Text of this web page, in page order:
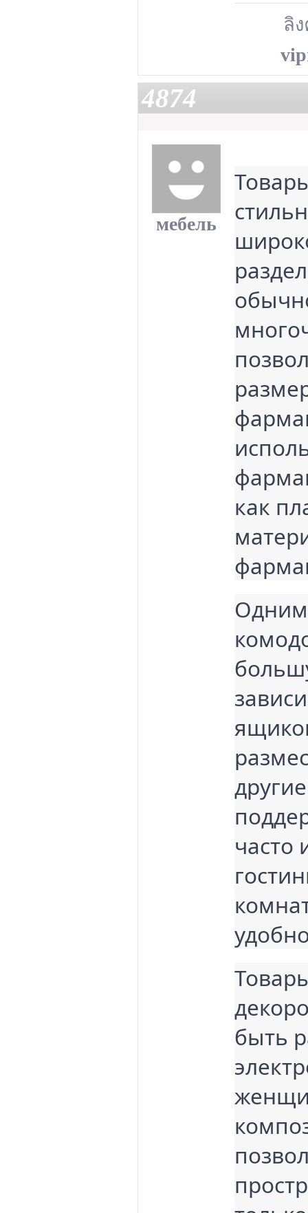
ลิ
4874
мебель
как
часто
быть